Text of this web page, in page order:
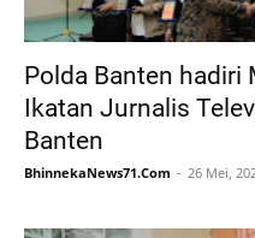
Polda Banten hadiri
Ikatan Jurnalis
Banten
BhinnekaNews71.Com 26 Mei,